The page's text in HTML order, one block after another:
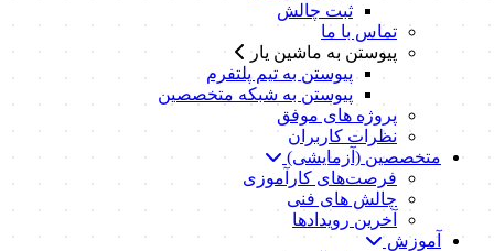
ثبت چالش
تماس با ما
پیوستن به ماشین یار
پیوستن به تیم پلتفرم
پیوستن به شبکه متخصصین
پروژه های موفق
نظرات کاربران
متخصصین (آزمایشی)
فرصت‌های کارآموزی
چالش های فنی
آخرین رویدادها
آموزش